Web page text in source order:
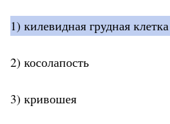
1) килевидная грудная
2) косолапость
3) кривошея